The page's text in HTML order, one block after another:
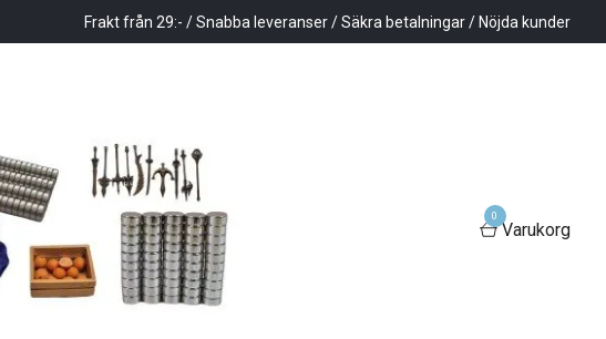
Frakt från 29:- / Snabba leveranser / Säkra betalningar / Nöjda kunder
0
Varukorg